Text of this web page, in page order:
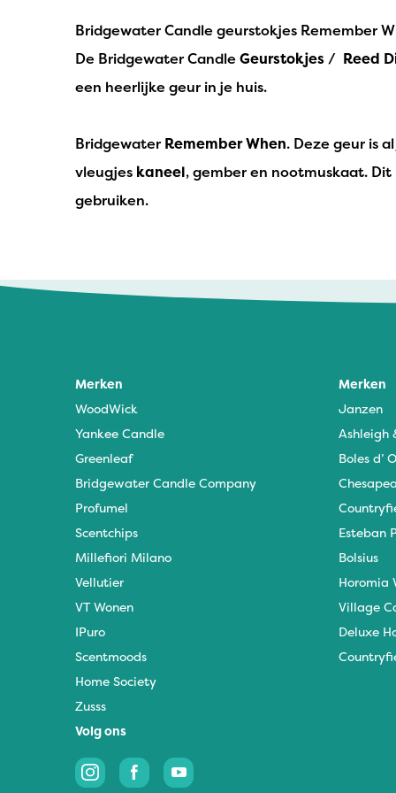
Nesti Dante
Deluxe HomeArt
Bolsius
Scentmoods
Home Society
Bridgewater Candle geurstokjes Remember
De Bridgewater Candle Geurstokjes/ Reed
een heerlijke geur in je huis.
Bridgewater Remember When. Deze geur is
vleugjes kaneel, gember en nootmuskaat.
gebruiken.
Merken
WoodWick
Yankee Candle
Greenleaf
Bridgewater Candle Company
Profumel
Scentchips
Millefiori Milano
Vellutier
VT Wonen
IPuro
Scentmoods
Home Society
Zusss
Merken
Janzen
Ashleigh
Boles d’
Esteban
Bolsius
Horomia
Village
Deluxe
Volg ons